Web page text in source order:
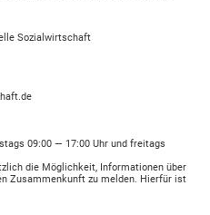
Sozialwirtschaft
09:00 — 17:00 Uhr und freitags
die Möglichkeit, Informationen über
Zusammenkunft zu melden. Hierfür ist